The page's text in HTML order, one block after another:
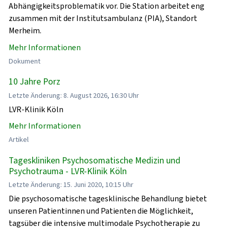
Abhängigkeitsproblematik vor. Die Station arbeitet eng
zusammen mit der Institutsambulanz (PIA), Standort
Merheim.
Mehr Informationen
Dokument
10 Jahre Porz
Letzte Änderung: 8. August 2026, 16:30 Uhr
LVR-Klinik Köln
Mehr Informationen
Artikel
Tageskliniken Psychosomatische Medizin und
Psychotrauma - LVR-Klinik Köln
Letzte Änderung: 15. Juni 2020, 10:15 Uhr
Die psychosomatische tagesklinische Behandlung bietet
unseren Patientinnen und Patienten die Möglichkeit,
tagsüber die intensive multimodale Psychotherapie zu